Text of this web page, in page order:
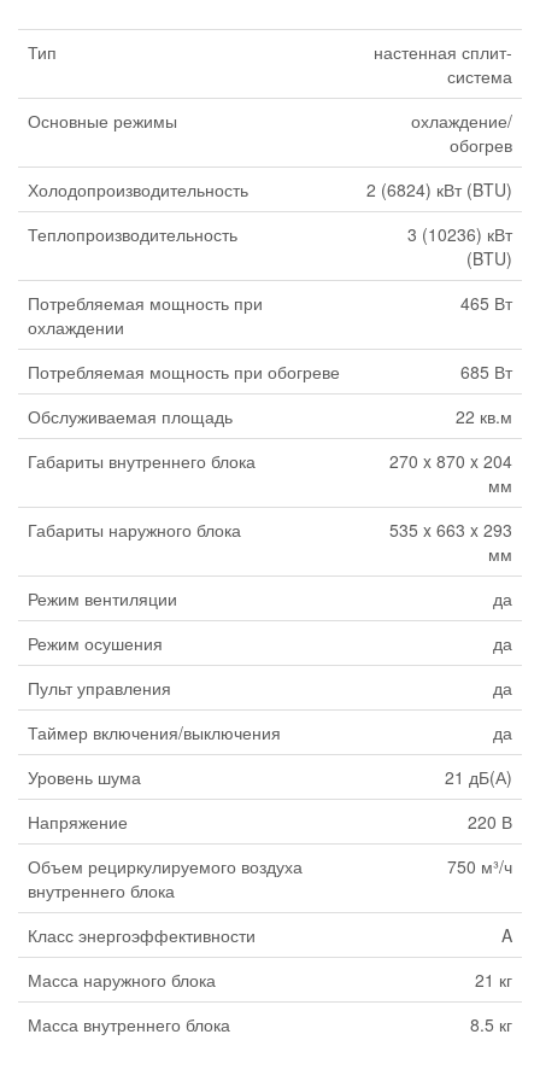
Тип
настенная сплит-
система
Основные режимы
охлаждение/
обогрев
Холодопроизводительность
2 (6824) кВт (BTU)
Теплопроизводительность
3 (10236) кВт
(BTU)
Потребляемая мощность при
охлаждении
465 Вт
Потребляемая мощность при обогреве
685 Вт
Обслуживаемая площадь
22 кв.м
Габариты внутреннего блока
270 x 870 x 204
мм
Габариты наружного блока
535 x 663 x 293
мм
Режим вентиляции
да
Режим осушения
да
Пульт управления
да
Таймер включения/выключения
да
Уровень шума
21 дБ(А)
Напряжение
220 В
Объем рециркулируемого воздуха
внутреннего блока
750 м³/ч
Класс энергоэффективности
A
Масса наружного блока
21 кг
Масса внутреннего блока
8.5 кг